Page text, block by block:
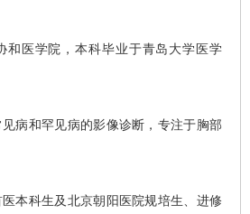
医学院，本科毕业于青岛大学医学
和罕见病的影像诊断，专注于胸部
科生及北京朝阳医院规培生、进修